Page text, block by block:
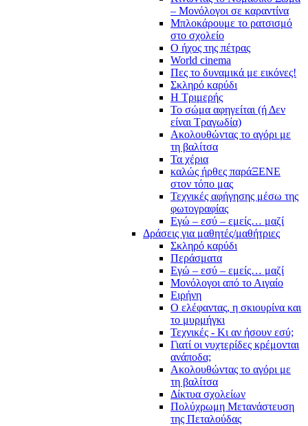
– Μονόλογοι σε καραντίνα
Μπλοκάρουμε το ρατσισμό
στο σχολείο
Ο ήχος της πέτρας
World cinema
Πες το δυναμικά με εικόνες!
Σκληρό καρύδι
Η Τριμερής
Το σώμα αφηγείται (ή Δεν
είναι Τραγωδία)
Ακολουθώντας το αγόρι με
τη βαλίτσα
Τα χέρια
καλώς ήρθες παράΞΕΝΕ
στον τόπο μας
Τεχνικές αφήγησης μέσω της
φωτογραφίας
Εγώ – εσύ – εμείς… μαζί
Δράσεις για μαθητές/μαθήτριες
Σκληρό καρύδι
Περάσματα
Εγώ – εσύ – εμείς… μαζί
Μονόλογοι από το Αιγαίο
Ειρήνη
Ο ελέφαντας, η σκιουρίνα και
το μυρμήγκι
Τεχνικές - Κι αν ήσουν εσύ;
Γιατί οι νυχτερίδες κρέμονται
ανάποδα;
Ακολουθώντας το αγόρι με
τη βαλίτσα
Δίκτυα σχολείων
Πολύχρωμη Μετανάστευση
της Πεταλούδας